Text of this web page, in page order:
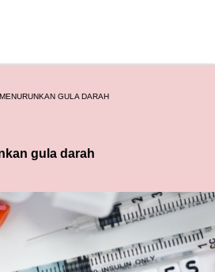
MENURUNKAN GULA DARAH
gula darah